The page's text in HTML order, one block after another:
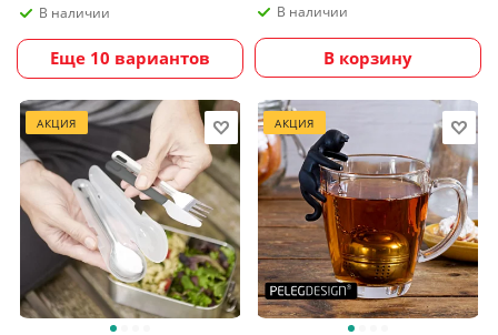
В наличии
Еще 10 вариантов
В наличии
В корзину
АКЦИЯ АКЦИЯ